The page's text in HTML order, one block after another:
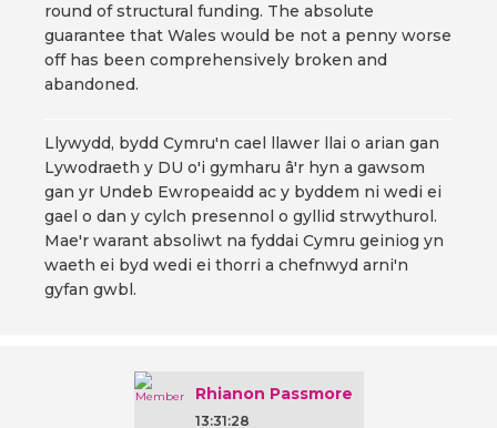
round of structural funding. The absolute
guarantee that Wales would be not a penny worse
off has been comprehensively broken and
abandoned.
Llywydd, bydd Cymru'n cael llawer llai o arian gan
Lywodraeth y DU o'i gymharu â'r hyn a gawsom
gan yr Undeb Ewropeaidd ac y byddem ni wedi ei
gael o dan y cylch presennol o gyllid strwythurol.
Mae'r warant absoliwt na fyddai Cymru geiniog yn
waeth ei byd wedi ei thorri a chefnwyd arni'n
gyfan gwbl.
Rhianon Passmore
13:31:28